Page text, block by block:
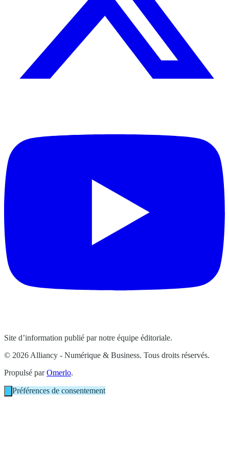
Site d’information publié par notre équipe éditoriale.
© 2026 Alliancy - Numérique & Business. Tous droits réservés.
Propulsé parOmerlo.
Préférences de consentement